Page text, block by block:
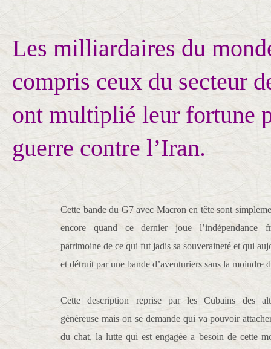
Les milliardaires du
compris ceux du secteur
ont multiplié leur fortune
guerre contre l’Iran.
Cette bande du G7 avec Macron en tête sont
encore quand ce dernier joue l’indépendance
patrimoine de ce qui fut jadis sa souveraineté et qui
et détruit par une bande d’aventuriers sans la moindre
Cette description reprise par les Cubains des
généreuse mais on se demande qui va pouvoir
du chat, la lutte qui est engagée a besoin de cette